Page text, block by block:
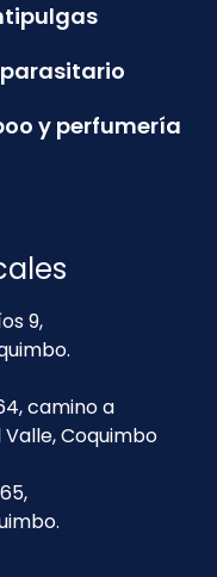
y perfumería
9,
camino a
Coquimbo